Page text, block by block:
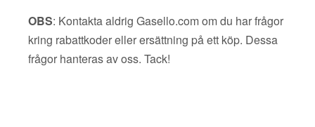
OBS: Kontakta aldrig Gasello.com om du har frågor
kring rabattkoder eller ersättning på ett köp. Dessa
frågor hanteras av oss. Tack!